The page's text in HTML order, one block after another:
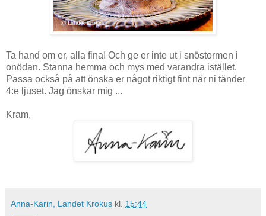
Ta hand om er, alla fina! Och ge er inte ut i snöstormen i
onödan. Stanna hemma och mys med varandra istället.
Passa också på att önska er något riktigt fint när ni tänder
4:e ljuset. Jag önskar mig ...
Kram,
Anna-Karin, Landet Krokus kl. 15:44